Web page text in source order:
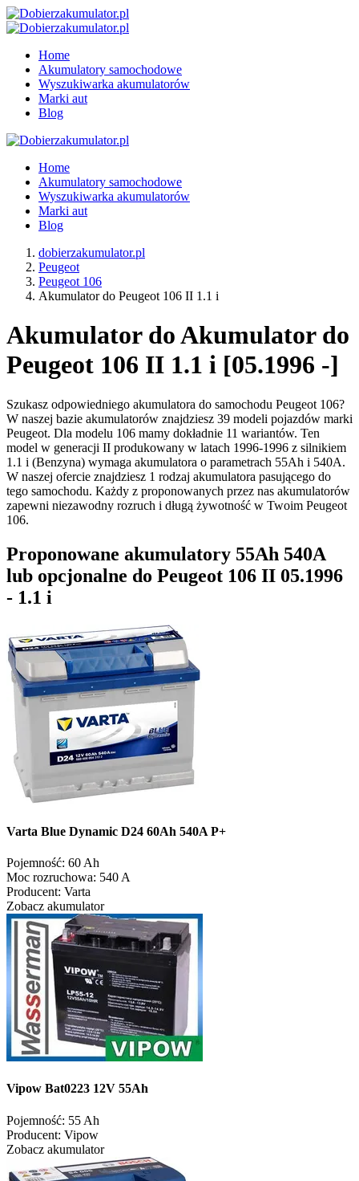
Home
Akumulatory samochodowe
Wyszukiwarka akumulatorów
Marki aut
Blog
Home
Akumulatory samochodowe
Wyszukiwarka akumulatorów
Marki aut
Blog
dobierzakumulator.pl
Peugeot
Peugeot 106
Akumulator do Peugeot 106 II 1.1 i
Akumulator do Akumulator do
Peugeot 106 II 1.1 i [05.1996 -]
Szukasz odpowiedniego akumulatora do samochodu Peugeot 106?
W naszej bazie akumulatorów znajdziesz 39 modeli pojazdów marki
Peugeot. Dla modelu 106 mamy dokładnie 11 wariantów. Ten
model w generacji II produkowany w latach 1996-1996 z silnikiem
1.1 i (Benzyna) wymaga akumulatora o parametrach 55Ah i 540A.
W naszej ofercie znajdziesz 1 rodzaj akumulatora pasującego do
tego samochodu. Każdy z proponowanych przez nas akumulatorów
zapewni niezawodny rozruch i długą żywotność w Twoim Peugeot
106.
Proponowane akumulatory 55Ah 540A
lub opcjonalne do Peugeot 106 II 05.1996
- 1.1 i
Varta Blue Dynamic D24 60Ah 540A P+
Pojemność: 60 Ah
Moc rozruchowa: 540 A
Producent: Varta
Zobacz akumulator
Vipow Bat0223 12V 55Ah
Pojemność: 55 Ah
Producent: Vipow
Zobacz akumulator